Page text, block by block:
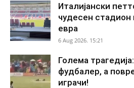
Италијански
чудесен
евра
6 Aug 2026. 15:21
Голема
фудбалер, а
играчи!